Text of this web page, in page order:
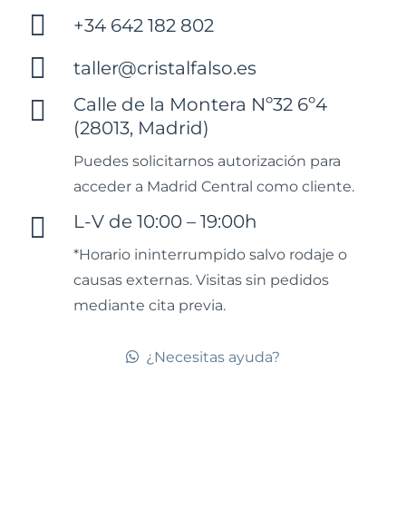
+34 642 182 802
taller@cristalfalso.es
Calle de la Montera Nº32 6º4
(28013, Madrid)
Puedes solicitarnos autorización para
acceder a Madrid Central como cliente.
L-V de 10:00 – 19:00h
*Horario ininterrumpido salvo rodaje o
causas externas. Visitas sin pedidos
mediante cita previa.
¿Necesitas ayuda?